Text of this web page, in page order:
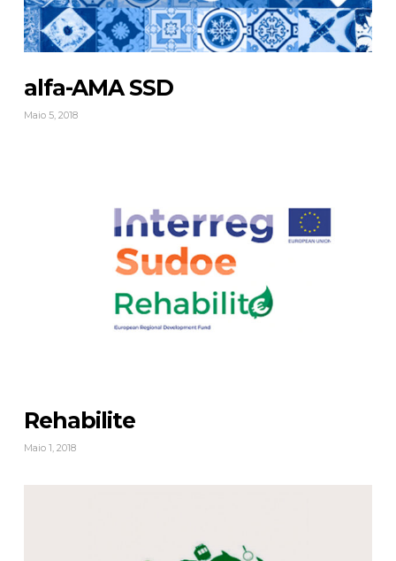
alfa-AMA SSD
Maio 5, 2018
Rehabilite
Maio 1, 2018